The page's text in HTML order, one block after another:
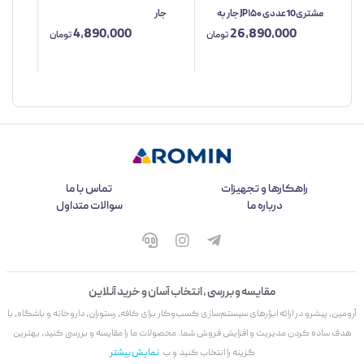
مشتری10عددی JP۱۵۰ جار به
همراه پایه شارژر
26,890,000تومان
جار
4,890,000تومان
راهکارها و تجهیزات
تماس با ما
درباره ما
سوالات متداول
مقایسه و بررسی ، انتخاب آسان و خرید آنلاین
آرومین، پیشرو در ارائه ابزارهای سیستم‌سازی کسب‌وکار برای کافه، رستوران، داروخانه و باشگاه، با
هدف ساده کردن مدیریت و افزایش فروش شما. محصولات ما را مقایسه و بررسی کنید، بهترین
گزینه را انتخاب کنید و ب نمایش بیشتر